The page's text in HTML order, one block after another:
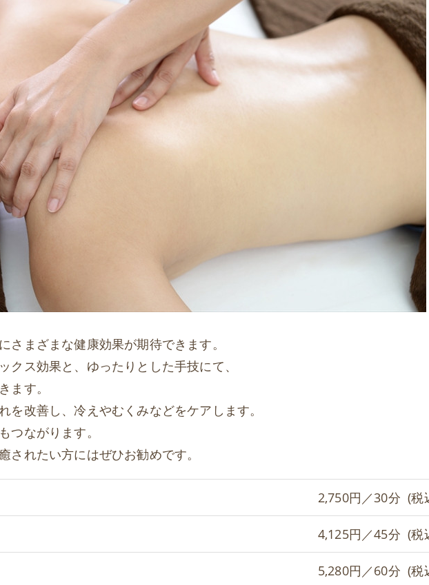
さまざまな健康効果が期待できます。
クス効果と、ゆったりとした手技にて、
ます。
を改善し、冷えやむくみなどをケアします。
つながります。
されたい方にはぜひお勧めです。
2,750円／30分 (税
4,125円／45分 (税
5,280円／60分 (税